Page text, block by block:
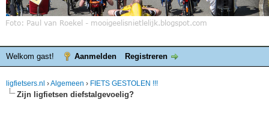
Welkom gast! Aanmelden Registreren
ligfietsers.nl ›Algemeen › FIETS GESTOLEN !!!
Zijn ligfietsen diefstalgevoelig?